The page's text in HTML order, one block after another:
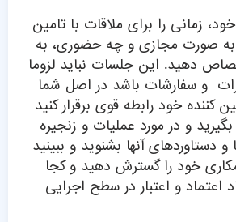
زمانی را برای ملاقات با تامین
به صورت مجازی و چه حضوری، به
دهید. این جلسات نباید لزوما
و سفارشات باشد در اصل شما
کننده خود رابطه قوی برقرار کنید
و در مورد عملیات و زنجیره
دستاوردهای آنها بشنوید و ببینید
خود را گسترش دهید و کجا
اعتماد و اعتبار در سطح اجرایی